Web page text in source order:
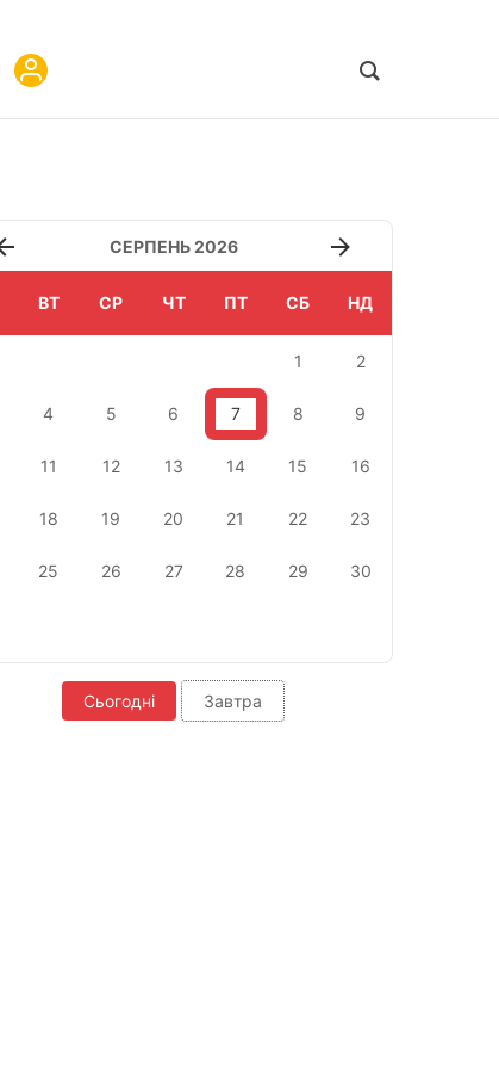
СЕРПЕНЬ 2026
ВТ СР ЧТ ПТ СБ НД
1 2
4 5 6 7 8 9
11 12 13 14 15 16
18 19 20 21 22 23
25 26 27 28 29 30
Сьогодні Завтра